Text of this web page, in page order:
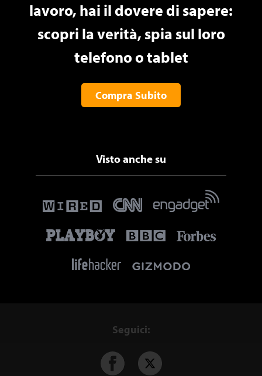
lavoro, hai il dovere di sapere:
scopri la verità, spia sul loro
telefono o tablet
Compra Subito
Visto anche su
Seguici: